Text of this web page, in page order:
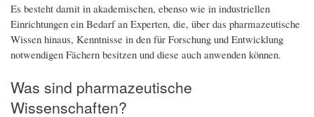
Es besteht damit in akademischen, ebenso wie in industriellen
Einrichtungen ein Bedarf an Experten, die, über das pharmazeutische
Wissen hinaus, Kenntnisse in den für Forschung und Entwicklung
notwendigen Fächern besitzen und diese auch anwenden können.
Was sind pharmazeutische
Wissenschaften?